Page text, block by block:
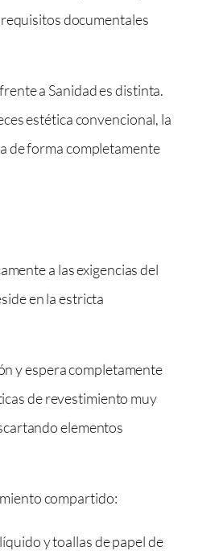
documentales
a Sanidad es distinta.
estética convencional, la
de forma completamente
a las exigencias del
en la estricta
y espera completamente
de revestimiento muy
elementos
compartido:
y toallas de papel de